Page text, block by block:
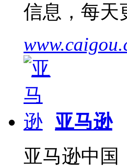
信息，每天
亚马逊
亚马逊中国